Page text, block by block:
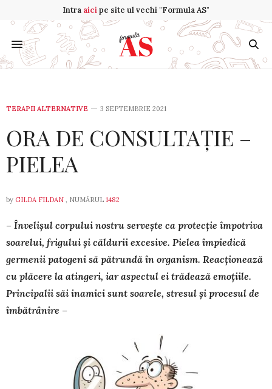
Intra aicipe site ul vechi "Formula AS"
TERAPII ALTERNATIVE 3 SEPTEMBRIE 2021
ORA DE CONSULTAȚIE –
PIELEA
by GILDA FILDAN , NUMĂRUL 1482
– Învelișul corpului nostru servește ca protecție împotriva
soa­relui, fri­gu­lui și căldurii excesive. Pielea împiedică
germenii pato­geni să pătrundă în orga­nism. Reacționează
cu plăcere la atingeri, iar aspectul ei trădează emo­țiile.
Prin­ci­palii săi inamici sunt soa­rele, stresul și procesul de
îmbă­trâ­nire –